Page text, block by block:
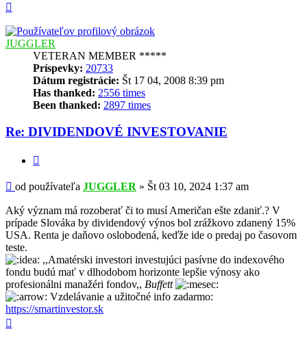
JUGGLER
VETERAN MEMBER *****
Príspevky: 20733
Dátum registrácie: Št 17 04, 2008 8:39 pm
Has thanked: 2556 times
Been thanked: 2897 times
Re: DIVIDENDOVÉ INVESTOVANIE
Príspevok
od používateľa JUGGLER » Št 03 10, 2024 1:37 am
Aký význam má rozoberať či to musí Američan ešte zdaniť.? V
prípade Slováka by dividendový výnos bol zrážkovo zdanený 15%
USA. Renta je daňovo oslobodená, keďže ide o predaj po časovom
teste.
,,Amatérski investori investujúci pasívne do indexového
fondu budú mať v dlhodobom horizonte lepšie výnosy ako
profesionálni manažéri fondov,, Buffett
Vzdelávanie a užitočné info zadarmo:
https://smartinvestor.sk